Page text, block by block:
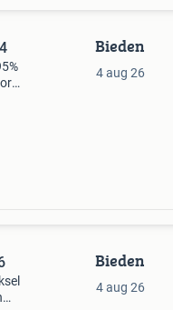
Bieden
4 aug 26
Bieden
4 aug 26